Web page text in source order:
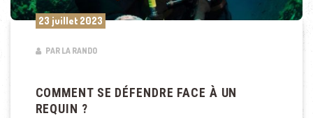
23 juillet 2023
PAR LA RANDO
COMMENT SE DÉFENDRE FACE À UN
REQUIN ?